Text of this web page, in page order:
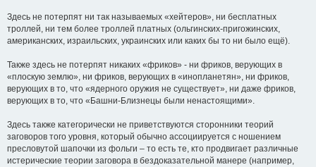
Здесь не потерпят ни так называемых «хейтеров», ни бесплатных
троллей, ни тем более троллей платных (ольгинских-пригожинских,
американских, израильских, украинских или каких бы то ни было ещё).
Также здесь не потерпят никаких «фриков» - ни фриков, верующих в
«плоскую землю», ни фриков, верующих в «инопланетян», ни фриков,
верующих в то, что «ядерного оружия не существует», ни даже фриков,
верующих в то, что «Башни-Близнецы были ненастоящими».
Здесь также категорически не приветствуются сторонники теорий
заговоров того уровня, который обычно ассоциируется с ношением
пресловутой шапочки из фольги – то есть те, кто продвигает различные
истерические теории заговора в бездоказательной манере (например,